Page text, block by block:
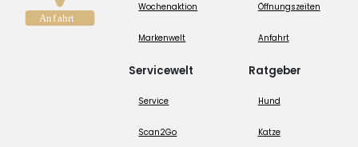
Wochenaktion
Markenwelt
Servicewelt
Service
Scan2Go
Öffnungszeiten
Anfahrt
Ratgeber
Hund
Katze